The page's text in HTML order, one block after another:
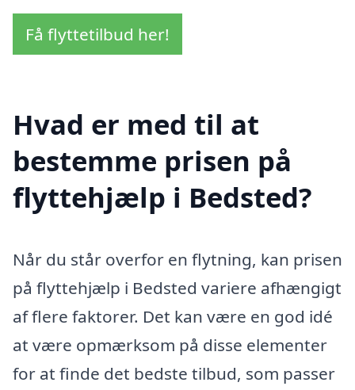
Få flyttetilbud her!
Hvad er med til at
bestemme prisen på
flyttehjælp i Bedsted?
Når du står overfor en flytning, kan prisen
på flyttehjælp i Bedsted variere afhængigt
af flere faktorer. Det kan være en god idé
at være opmærksom på disse elementer
for at finde det bedste tilbud, som passer